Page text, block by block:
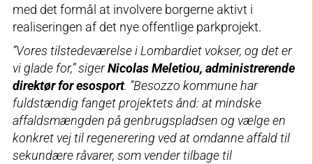
med det formål at involvere borgerne aktivt i
realiseringen af det nye offentlige parkprojekt.
”Vores tilstedeværelse i Lombardiet vokser, og det er
vi glade for,” sigerNicolas Meletiou, administrerende
direktør for esosport. ”Besozzo kommune har
fuldstændig fanget projektets ånd: at mindske
affaldsmængden på genbrugspladsen og vælge en
konkret vej til regenerering ved at omdanne affald til
sekundære råvarer, som vender tilbage til